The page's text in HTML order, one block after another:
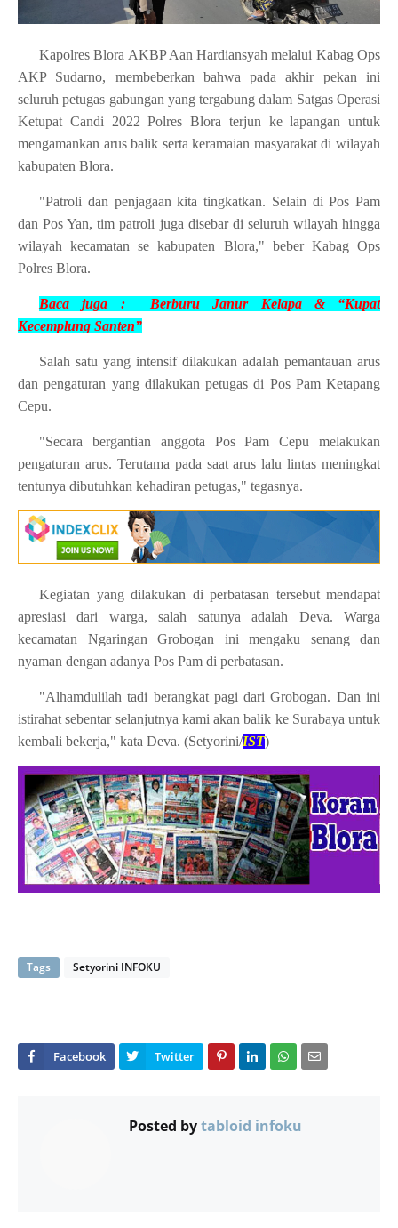
Kapolres Blora AKBP Aan Hardiansyah melalui Kabag Ops
AKP Sudarno, membeberkan bahwa pada akhir pekan ini
seluruh petugas gabungan yang tergabung dalam Satgas Operasi
Ketupat Candi 2022 Polres Blora terjun ke lapangan untuk
mengamankan arus balik serta keramaian masyarakat di wilayah
kabupaten Blora.
"Patroli dan penjagaan kita tingkatkan. Selain di Pos Pam
dan Pos Yan, tim patroli juga disebar di seluruh wilayah hingga
wilayah kecamatan se kabupaten Blora," beber Kabag Ops
Polres Blora.
Baca juga : Berburu Janur Kelapa & “Kupat
Kecemplung Santen”
Salah satu yang intensif dilakukan adalah pemantauan arus
dan pengaturan yang dilakukan petugas di Pos Pam Ketapang
Cepu.
"Secara bergantian anggota Pos Pam Cepu melakukan
pengaturan arus. Terutama pada saat arus lalu lintas meningkat
tentunya dibutuhkan kehadiran petugas," tegasnya.
Kegiatan yang dilakukan di perbatasan tersebut mendapat
apresiasi dari warga, salah satunya adalah Deva. Warga
kecamatan Ngaringan Grobogan ini mengaku senang dan
nyaman dengan adanya Pos Pam di perbatasan.
"Alhamdulilah tadi berangkat pagi dari Grobogan. Dan ini
istirahat sebentar selanjutnya kami akan balik ke Surabaya untuk
kembali bekerja," kata Deva. (Setyorini/IST)
Tags Setyorini INFOKU
Posted bytabloid infoku